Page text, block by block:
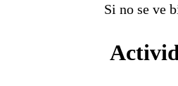
Si no se ve